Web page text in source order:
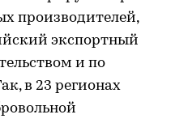
производителей,
экспортный
и по
в 23 регионах